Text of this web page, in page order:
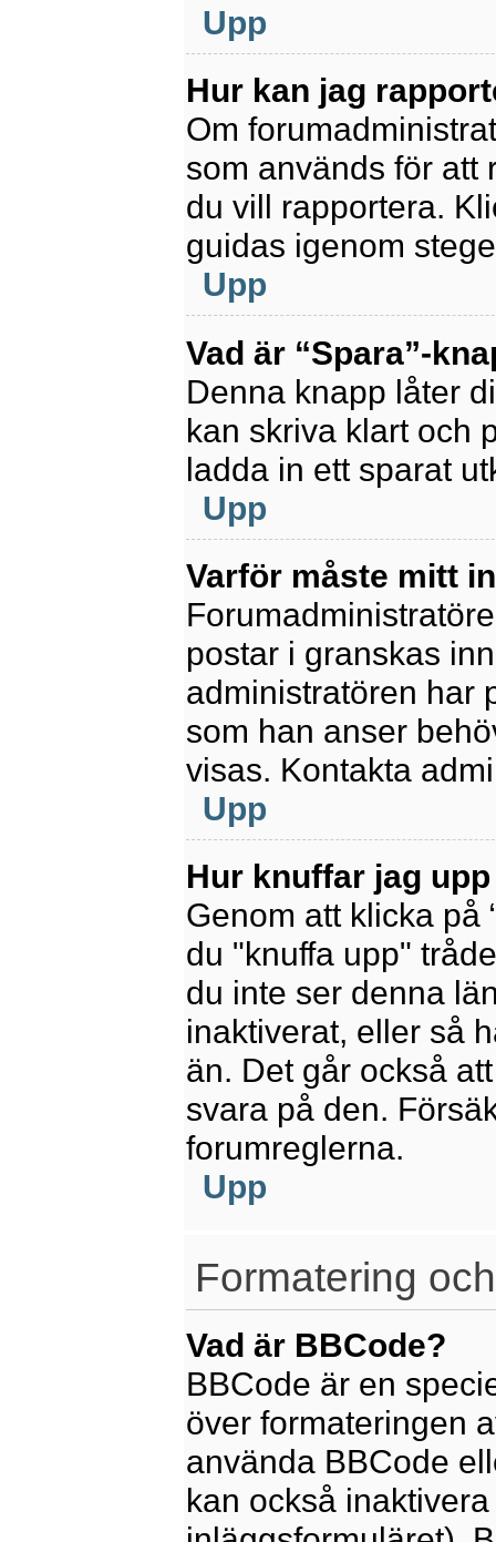
Upp
Hur kan jag
Om
som används för att
du vill rapportera.
guidas igenom
Upp
Vad är “Spara”-
Denna knapp låter
kan skriva klart och
ladda in ett sparat
Upp
Varför måste mitt
postar i granskas
administratören har
som han anser
visas. Kontakta
Upp
Hur knuffar jag
Genom att klicka på
du "knuffa upp"
du inte ser denna
inaktiverat, eller så
än. Det går också
svara på den.
forumreglerna.
Upp
Formatering
Vad är BBCode?
BBCode är en
över formateringen
använda BBCode
kan också